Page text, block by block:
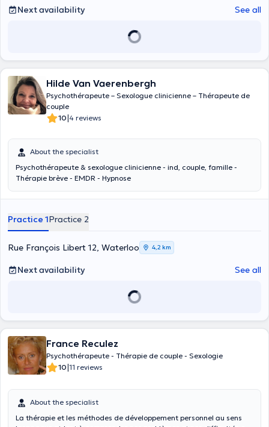
Next availability See all
Hilde Van Vaerenbergh
Psychothérapeute – Sexologue clinicienne – Thérapeute de
couple
10|4 reviews
About the specialist
Psychothérapeute & sexologue clinicienne - ind, couple, famille -
Thérapie brève - EMDR - Hypnose
Practice 1Practice 2
Rue François Libert 12, Waterloo 4,2 km
Next availability See all
France Reculez
Psychothérapeute - Thérapie de couple - Sexologie
10|11 reviews
About the specialist
La thérapie et les méthodes de développement personnel au sens